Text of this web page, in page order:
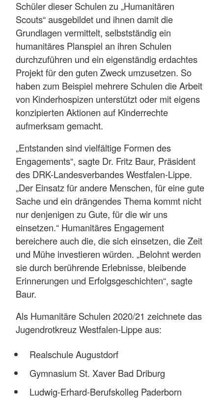
Schüler dieser Schulen zu „Humanitären
Scouts“ ausgebildet und ihnen damit die
Grundlagen vermittelt, selbstständig ein
humanitäres Planspiel an ihren Schulen
durchzuführen und ein eigenständig erdachtes
Projekt für den guten Zweck umzusetzen. So
haben zum Beispiel mehrere Schulen die Arbeit
von Kinderhospizen unterstützt oder mit eigens
konzipierten Aktionen auf Kinderrechte
aufmerksam gemacht.
„Entstanden sind vielfältige Formen des
Engagements“, sagte Dr. Fritz Baur, Präsident
des DRK-Landesverbandes Westfalen-Lippe.
„Der Einsatz für andere Menschen, für eine gute
Sache und ein drängendes Thema kommt nicht
nur denjenigen zu Gute, für die wir uns
einsetzen.“ Humanitäres Engagement
bereichere auch die, die sich einsetzen, die Zeit
und Mühe investieren würden. „Belohnt werden
sie durch berührende Erlebnisse, bleibende
Erinnerungen und Erfolgsgeschichten“, sagte
Baur.
Als Humanitäre Schulen 2020/21 zeichnete das
Jugendrotkreuz Westfalen-Lippe aus:
Realschule Augustdorf
Gymnasium St. Xaver Bad Driburg
Ludwig-Erhard-Berufskolleg Paderborn